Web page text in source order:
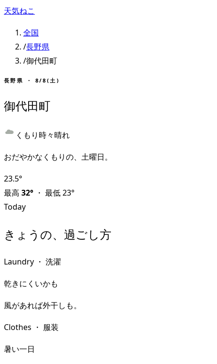
天気ねこ
全国
/長野県
/御代田町
長野県 ・ 8/8(土)
御代田町
くもり時々晴れ
おだやかなくもりの、土曜日。
23.5°
最高 32° ・ 最低23°
Today
きょうの、過ごし方
Laundry ・ 洗濯
乾きにくいかも
風があれば外干しも。
Clothes ・ 服装
暑い一日